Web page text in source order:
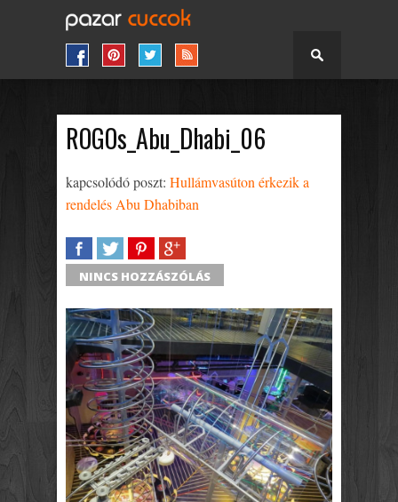
ROGOs_Abu_Dhabi_06
kapcsolódó poszt: Hullámvasúton érkezik a
rendelés Abu Dhabiban
SHARETWEETSHARESHARE
NINCS HOZZÁSZÓLÁS